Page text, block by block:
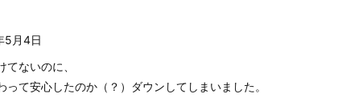
5月4日
てないのに、
って安心したのか（？）ダウンしてしまいました。